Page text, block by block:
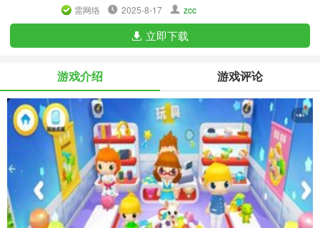
需网络
2025-8-17 zcc
立即下载
游戏介绍 游戏评论